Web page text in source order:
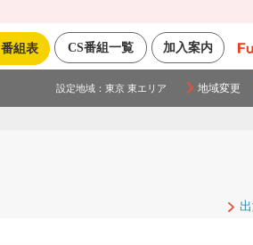
加入案内
CS番組一覧
番組表
設定地域： 東京 東エリア 地域変更